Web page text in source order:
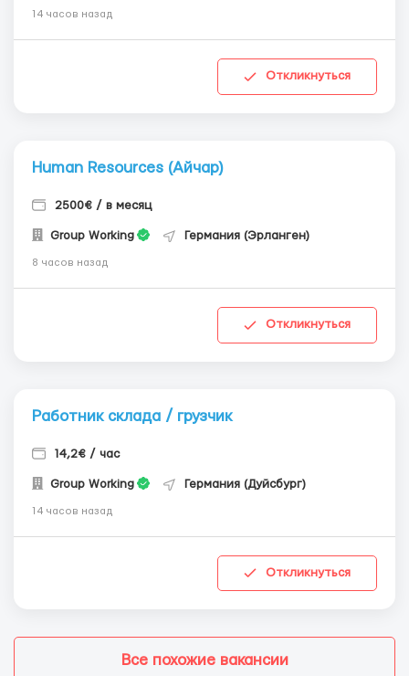
14 часов назад
Откликнуться
Human Resources (Айчар)
2500€ / в месяц
Group Working Германия (Эрланген)
8 часов назад
Откликнуться
Работник склада / грузчик
14,2€ / час
Group Working Германия (Дуйсбург)
14 часов назад
Откликнуться
Все похожие вакансии